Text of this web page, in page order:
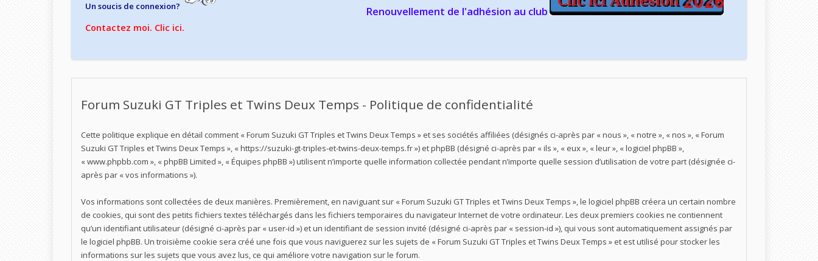
Un soucis de connexion?
Contactez moi. Clic ici.
Renouvellement de l'adhésion au club
Forum Suzuki GT Triples et Twins Deux Temps - Politique de confidentialité
Cette politique explique en détail comment « Forum Suzuki GT Triples et Twins Deux Temps » et ses sociétés affiliées (désignés ci-après par « nous », « notre », « nos », « Forum
Suzuki GT Triples et Twins Deux Temps », « https://suzuki-gt-triples-et-twins-deux-temps.fr ») et phpBB (désigné ci-après par « ils », « eux », « leur », « logiciel phpBB »,
« www.phpbb.com », « phpBB Limited », « Équipes phpBB ») utilisent n’importe quelle information collectée pendant n’importe quelle session d’utilisation de votre part (désignée ci-
après par « vos informations »).
Vos informations sont collectées de deux manières. Premièrement, en naviguant sur « Forum Suzuki GT Triples et Twins Deux Temps », le logiciel phpBB créera un certain nombre
de cookies, qui sont des petits fichiers textes téléchargés dans les fichiers temporaires du navigateur Internet de votre ordinateur. Les deux premiers cookies ne contiennent
qu’un identifiant utilisateur (désigné ci-après par « user-id ») et un identifiant de session invité (désigné ci-après par « session-id »), qui vous sont automatiquement assignés par
le logiciel phpBB. Un troisième cookie sera créé une fois que vous naviguerez sur les sujets de « Forum Suzuki GT Triples et Twins Deux Temps » et est utilisé pour stocker les
informations sur les sujets que vous avez lus, ce qui améliore votre navigation sur le forum.